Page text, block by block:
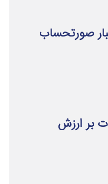
صورتحساب
بر ارزش